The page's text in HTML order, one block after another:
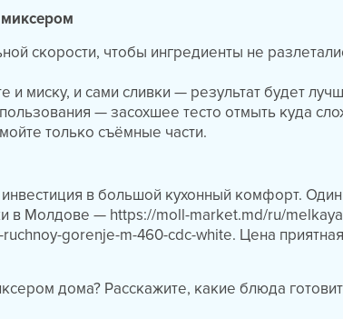
скорости, чтобы ингредиенты не
и миску, и сами сливки — результат будет
— засохшее тесто отмыть куда
только съёмные части.
в большой кухонный комфорт.
в Молдове — https://moll-market.md/ru/
gorenje-m-460-cdc-white. Цена
дома? Расскажите, какие блюда